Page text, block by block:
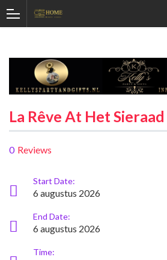
La Rêve At Het Sieraad
0 Reviews
Start Date:
6 augustus 2026
End Date:
6 augustus 2026
Time: